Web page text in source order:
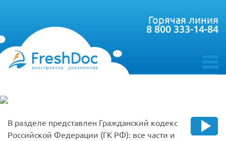
toggle
Горячая линия
8 800 333-14-84
В разделе представлен Гражданский кодекс
Российской Федерации (ГК РФ): все части и